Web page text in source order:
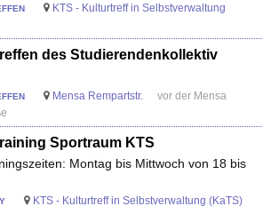
KTS - Kulturtreff in Selbstverwaltung
des Studierendenkollektiv
Mensa Rempartstr.
vor der Mensa
Sportraum KTS
Montag bis Mittwoch von 18 bis
KTS - Kulturtreff in Selbstverwaltung (KaTS)